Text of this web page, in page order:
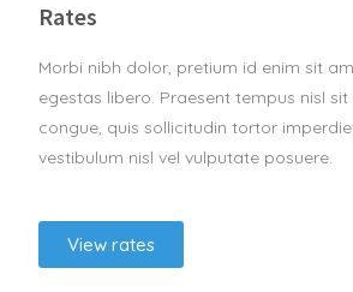
Rates
Morbi nibh dolor, pretium id enim sit
egestas libero. Praesent tempus nisl
congue, quis sollicitudin tortor
vestibulum nisl vel vulputate posuere.
View rates